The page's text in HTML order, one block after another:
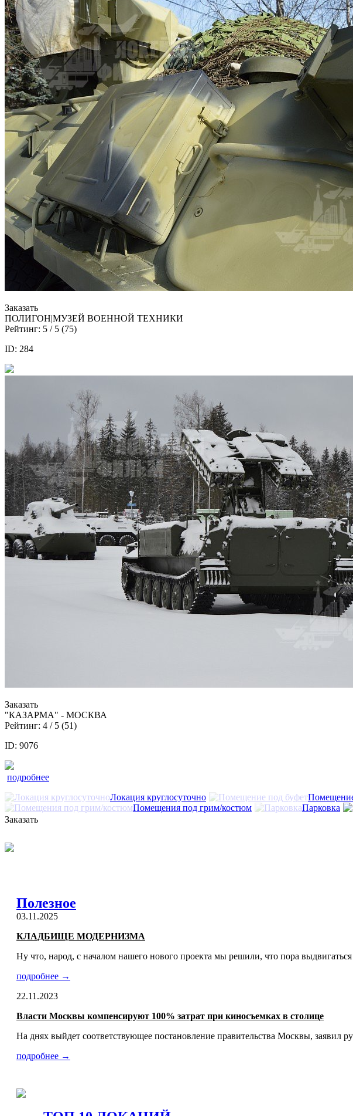
Заказать
ПОЛИГОН|МУЗЕЙ ВОЕННОЙ ТЕХНИКИ
Рейтинг: 5 / 5 (75)
ID: 284
Заказать
"КАЗАРМА" - МОСКВА
Рейтинг: 4 / 5 (51)
ID: 9076
подробнее
Локация круглосуточно
Помещения под грим/костюм
Парковка
Заказать
Полезное
03.11.2025
КЛАДБИЩЕ МОДЕРНИЗМА
Ну что, народ, с началом нашего нового проекта мы решили, что пора выдвигаться
подробнее →
22.11.2023
Власти Москвы компенсируют 100% затрат при киносъемках в столице
На днях выйдет соответствующее постановление правительства Москвы, заявил
подробнее →